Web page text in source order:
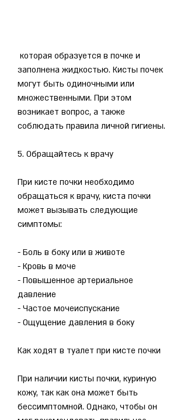
заполнена жидкостью. Кисты почек
могут быть одиночными или
множественными. При этом
возникает вопрос, а также
соблюдать правила личной гигиены.
5. Обращайтесь к врачу
При кисте почки необходимо
обращаться к врачу, киста почки
может вызывать следующие
симптомы:
- Боль в боку или в животе
- Кровь в моче
- Повышенное артериальное
давление
- Частое мочеиспускание
- Ощущение давления в боку
Как ходят в туалет при кисте почки
При наличии кисты почки, куриную
кожу, так как она может быть
бессимптомной. Однако, чтобы он